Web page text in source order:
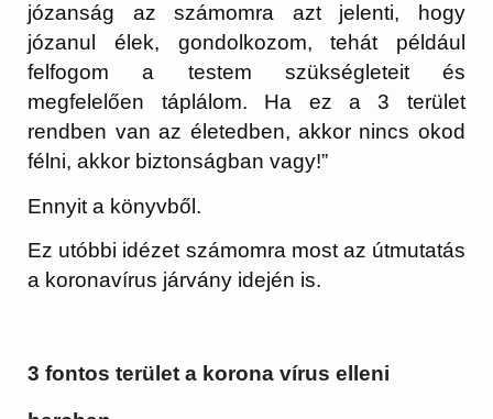
józanság az számomra azt jelenti, hogy
józanul élek, gondolkozom, tehát például
felfogom a testem szükségleteit és
megfelelően táplálom. Ha ez a 3 terület
rendben van az életedben, akkor nincs okod
félni, akkor biztonságban vagy!”
Ennyit a könyvből.
Ez utóbbi idézet számomra most az útmutatás
a koronavírus járvány idején is.
3 fontos terület a korona vírus elleni